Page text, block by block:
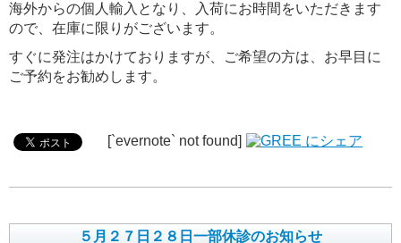
海外からの個人輸入となり、入荷にお時間をいただきます
ので、在庫に限りがございます。
すぐに発注はかけておりますが、ご希望の方は、お早目に
ご予約をお勧めします。
[`evernote` not found]
５月２７日２８日一部休診のお知らせ